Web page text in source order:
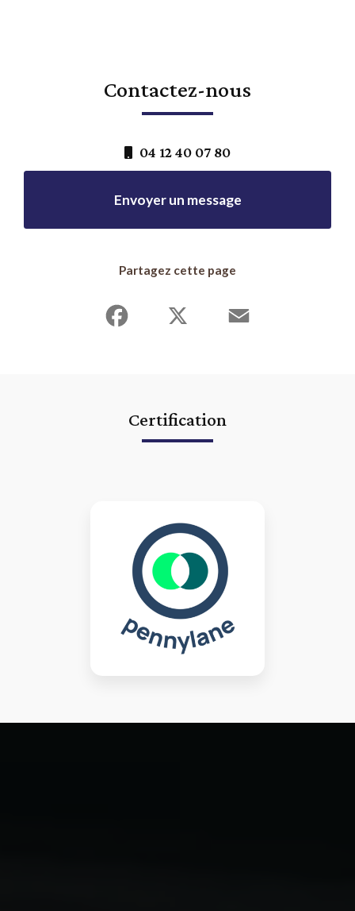
Contactez-nous
04 12 40 07 80
Envoyer un message
Partagez cette page
Certification